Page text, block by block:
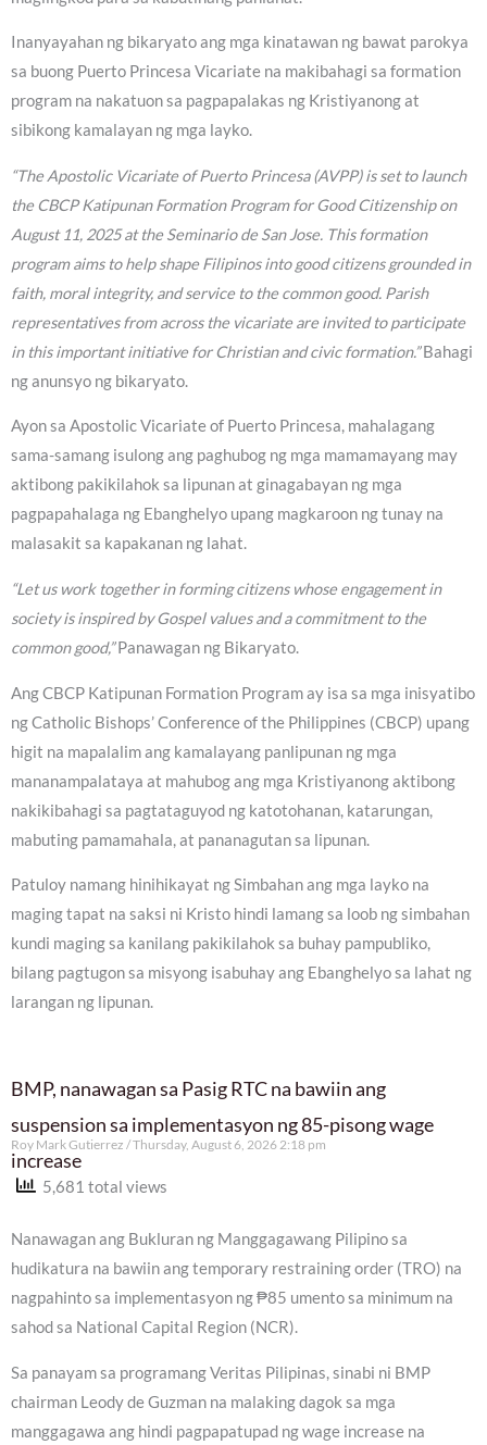
Inanyayahan ng bikaryato ang mga kinatawan ng bawat parokya
sa buong Puerto Princesa Vicariate na makibahagi sa formation
program na nakatuon sa pagpapalakas ng Kristiyanong at
sibikong kamalayan ng mga layko.
“The Apostolic Vicariate of Puerto Princesa (AVPP) is set to launch
the CBCP Katipunan Formation Program for Good Citizenship on
August 11, 2025 at the Seminario de San Jose. This formation
program aims to help shape Filipinos into good citizens grounded in
faith, moral integrity, and service to the common good. Parish
representatives from across the vicariate are invited to participate
in this important initiative for Christian and civic formation.”Bahagi
ng anunsyo ng bikaryato.
Ayon sa Apostolic Vicariate of Puerto Princesa, mahalagang
sama-samang isulong ang paghubog ng mga mamamayang may
aktibong pakikilahok sa lipunan at ginagabayan ng mga
pagpapahalaga ng Ebanghelyo upang magkaroon ng tunay na
malasakit sa kapakanan ng lahat.
“Let us work together in forming citizens whose engagement in
society is inspired by Gospel values and a commitment to the
common good,”Panawagan ng Bikaryato.
Ang CBCP Katipunan Formation Program ay isa sa mga inisyatibo
ng Catholic Bishops’ Conference of the Philippines (CBCP) upang
higit na mapalalim ang kamalayang panlipunan ng mga
mananampalataya at mahubog ang mga Kristiyanong aktibong
nakikibahagi sa pagtataguyod ng katotohanan, katarungan,
mabuting pamamahala, at pananagutan sa lipunan.
Patuloy namang hinihikayat ng Simbahan ang mga layko na
maging tapat na saksi ni Kristo hindi lamang sa loob ng simbahan
kundi maging sa kanilang pakikilahok sa buhay pampubliko,
bilang pagtugon sa misyong isabuhay ang Ebanghelyo sa lahat ng
larangan ng lipunan.
BMP, nanawagan sa Pasig RTC na bawiin ang
suspension sa implementasyon ng 85-pisong wage
increase
Roy Mark Gutierrez Thursday, August 6, 2026 2:18 pm
5,681 total views
Nanawagan ang Bukluran ng Manggagawang Pilipino sa
hudikatura na bawiin ang temporary restraining order (TRO) na
nagpahinto sa implementasyon ng ₱85 umento sa minimum na
sahod sa National Capital Region (NCR).
Sa panayam sa programang Veritas Pilipinas, sinabi ni BMP
chairman Leody de Guzman na malaking dagok sa mga
manggagawa ang hindi pagpapatupad ng wage increase na